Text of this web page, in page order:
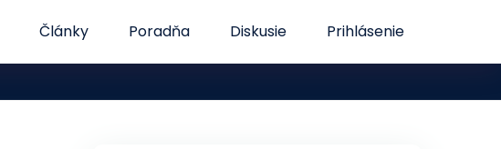
Články Poradňa Diskusie Prihlásenie